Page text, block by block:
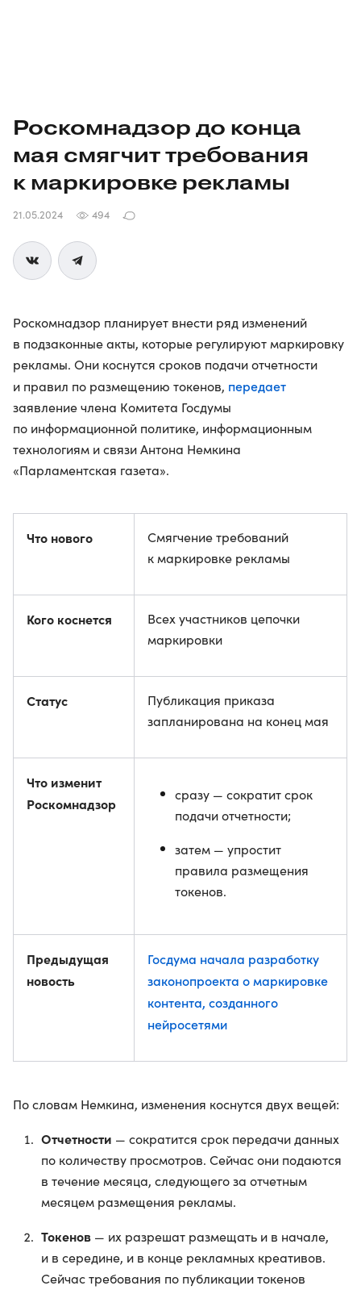
Роскомнадзор до конца
мая смягчит требования
к маркировке рекламы
21.05.2024 494
Роскомнадзор планирует внести ряд изменений
в подзаконные акты, которые регулируют маркировку
рекламы. Они коснутся сроков подачи отчетности
и правил по размещению токенов, передает
заявление члена Комитета Госдумы
по информационной политике, информационным
технологиям и связи Антона Немкина
«Парламентская газета».
Что нового
Смягчение требований
к маркировке рекламы
Кого коснется
Всех участников цепочки
маркировки
Статус
Публикация приказа
запланирована на конец мая
Что изменит
Роскомнадзор
сразу — сократит срок
подачи отчетности;
затем — упростит
правила размещения
токенов.
Предыдущая
новость
Госдума начала разработку
законопроекта о маркировке
контента, созданного
нейросетями
По словам Немкина, изменения коснутся двух вещей:
Отчетности — сократится срок передачи данных
по количеству просмотров. Сейчас они подаются
в течение месяца, следующего за отчетным
месяцем размещения рекламы.
Токенов — их разрешат размещать и в начале,
и в середине, и в конце рекламных креативов.
Сейчас требования по публикации токенов